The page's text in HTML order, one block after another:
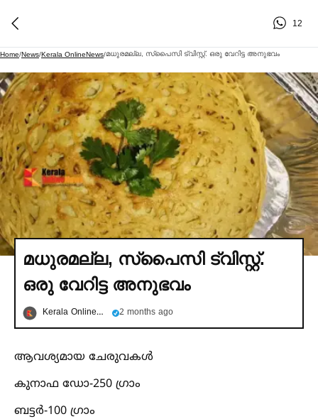
12
Home/News/Kerala OnlineNews/മധുരമല്ല, സ്പൈസി ട്വിസ്റ്റ്. ഒരു വേറിട്ട അനുഭവം
മധുരമല്ല, സ്പൈസി ട്വിസ്റ്റ്.
ഒരു വേറിട്ട അനുഭവം
Kerala OnlineNews 2 months ago
ആവശ്യമായ ചേരുവകള്‍
കുനാഫ ഡോ-250 ഗ്രാം
ബട്ടർ-100 ഗ്രാം